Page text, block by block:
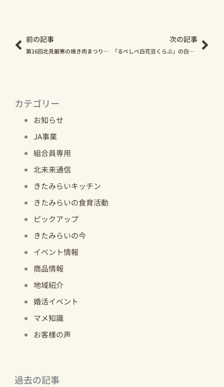
カテゴリー
お知らせ
JA事業
組合員専用
北未来通信
きたみらいキッチン
きたみらいの食育活動
ピックアップ
きたみらいの今
イベント情報
商品情報
地域紹介
婚活イベント
マメ知識
お客様の声
過去の記事
前の記事
第16回北見厳寒の焼き肉まつりに行ってきました！
次の記事
「るべしべ白花豆くらぶ」の白花豆ムースはいかが？